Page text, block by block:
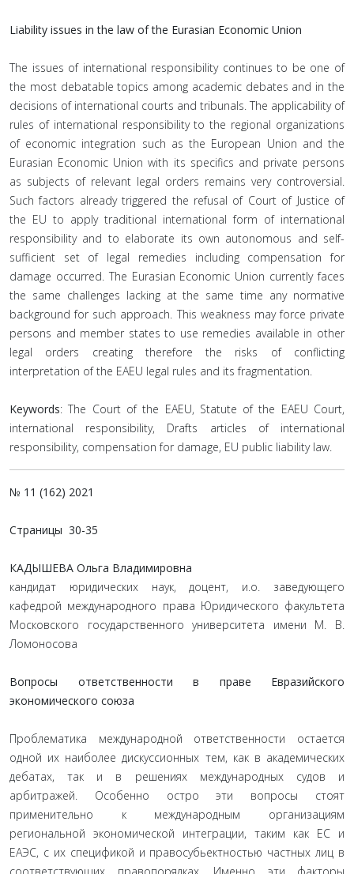
Liability issues in the law of the Eurasian Economic Union
The issues of international responsibility continues to be one of
the most debatable topics among academic debates and in the
decisions of international courts and tribunals. The applicability of
rules of international responsibility to the regional organizations
of economic integration such as the European Union and the
Eurasian Economic Union with its specifics and private persons
as subjects of relevant legal orders remains very controversial.
Such factors already triggered the refusal of Court of Justice of
the EU to apply traditional international form of international
responsibility and to elaborate its own autonomous and self-
sufficient set of legal remedies including compensation for
damage occurred. The Eurasian Economic Union currently faces
the same challenges lacking at the same time any normative
background for such approach. This weakness may force private
persons and member states to use remedies available in other
legal orders creating therefore the risks of conflicting
interpretation of the EAEU legal rules and its fragmentation.
Keywords: The Court of the EAEU, Statute of the EAEU Court,
international responsibility, Drafts articles of international
responsibility, compensation for damage, EU public liability law.
№ 11 (162) 2021
Страницы 30-35
КАДЫШЕВА Ольга Владимировна
кандидат юридических наук, доцент, и.о. заведующего
кафедрой международного права Юридического факультета
Московского государственного университета имени М. В.
Ломоносова
Вопросы ответственности в праве Евразийского
экономического союза
Проблематика международной ответственности остается
одной их наиболее дискуссионных тем, как в академических
дебатах, так и в решениях международных судов и
арбитражей. Особенно остро эти вопросы стоят
применительно к международным организациям
региональной экономической интеграции, таким как ЕС и
ЕАЭС, с их спецификой и правосубьектностью частных лиц в